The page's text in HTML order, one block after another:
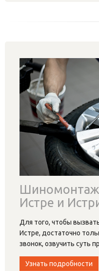
Шиномонтаж
Истре и
Для того, чтобы
Истре, достаточно
звонок, озвучить суть
Узнать подробности